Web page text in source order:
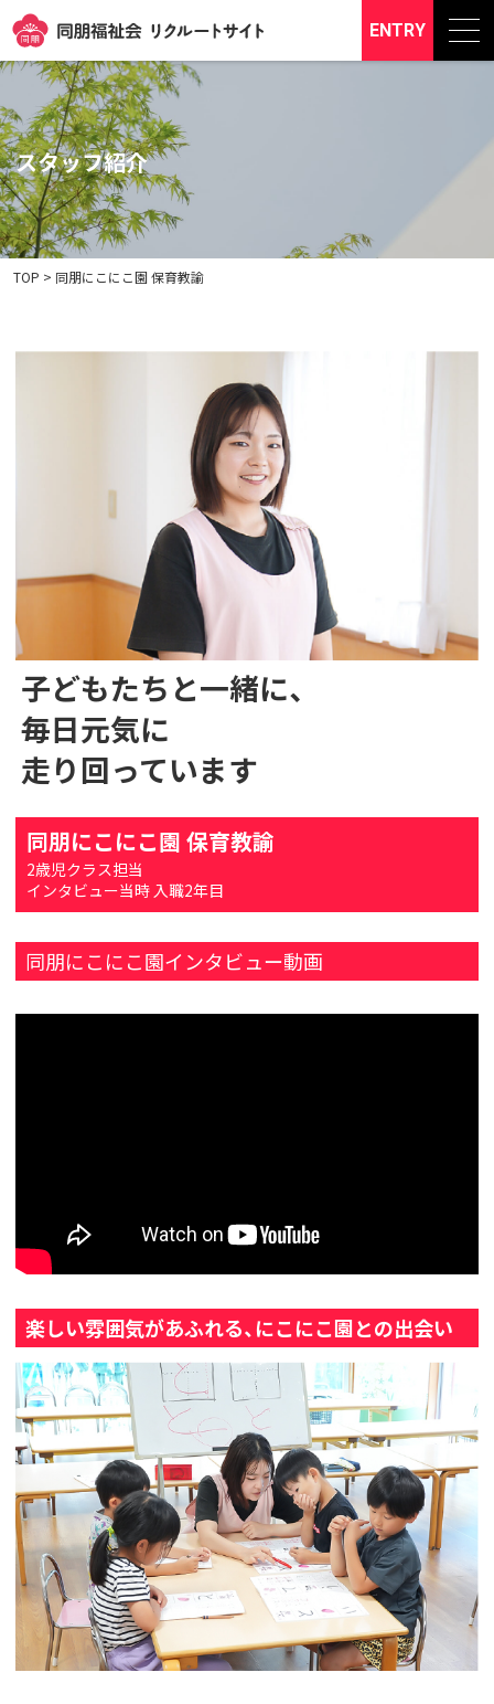
ENTRY
スタッフ紹介
TOP > 同朋にこにこ園 保育教諭
子どもたちと一緒に、
毎日元気に
走り回っています
同朋にこにこ園 保育教諭
2歳児クラス担当
インタビュー当時 入職2年目
同朋にこにこ園インタビュー動画
楽しい雰囲気があふれる、にこにこ園との出会い